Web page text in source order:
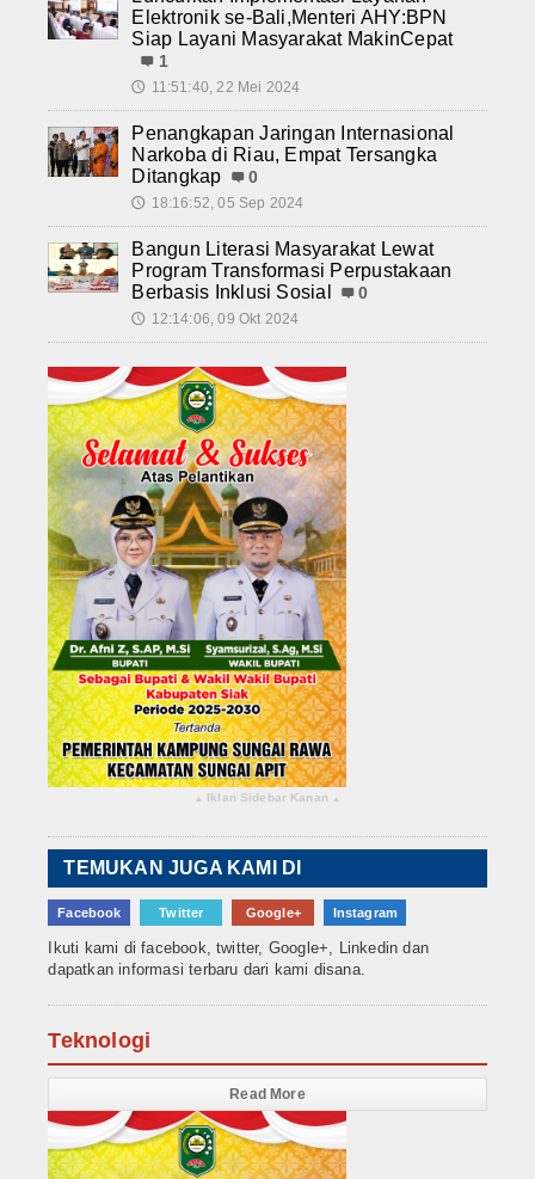
Elektronik se-Bali,Menteri AHY:BPN
Siap Layani Masyarakat MakinCepat
1
🕔 11:51:40, 22 Mei 2024
Penangkapan Jaringan Internasional
Narkoba di Riau, Empat Tersangka
Ditangkap
0
🕔 18:16:52, 05 Sep 2024
Bangun Literasi Masyarakat Lewat
Program Transformasi Perpustakaan
Berbasis Inklusi Sosial
0
🕔 12:14:06, 09 Okt 2024
▴ Iklan Sidebar Kanan ▴
TEMUKAN JUGA KAMI DI
Facebook Twitter Google+ Instagram
Ikuti kami di facebook, twitter, Google+, Linkedin dan
dapatkan informasi terbaru dari kami disana.
Teknologi
Read More